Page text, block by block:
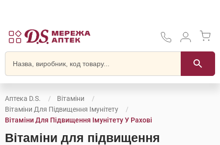
Аптека D.S.
Вітаміни
Вітаміни Для Підвищення Імунітету
Вітаміни Для Підвищення Імунітету У Рахові
Вітаміни для підвищення